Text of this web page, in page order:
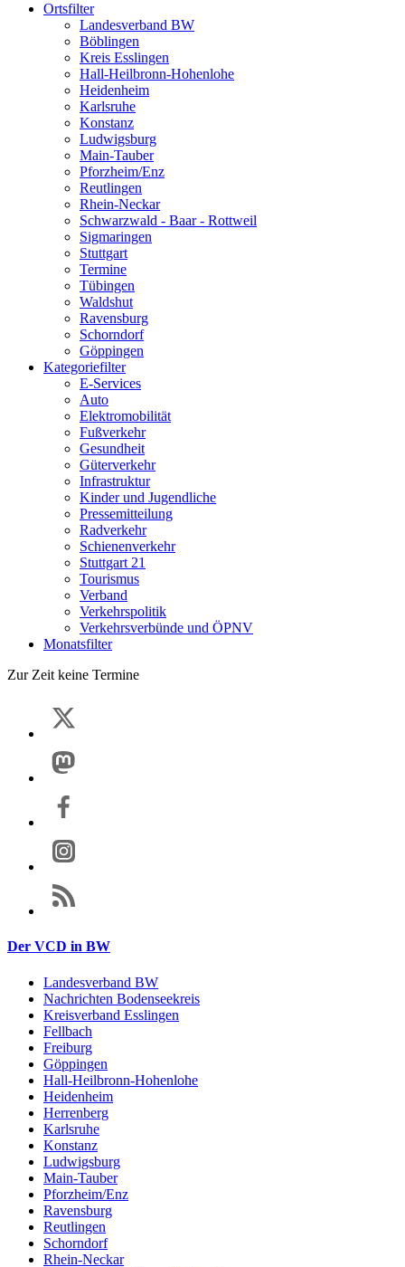
Ortsfilter
Landesverband BW
Böblingen
Kreis Esslingen
Hall-Heilbronn-Hohenlohe
Heidenheim
Karlsruhe
Konstanz
Ludwigsburg
Main-Tauber
Pforzheim/Enz
Reutlingen
Rhein-Neckar
Schwarzwald - Baar - Rottweil
Sigmaringen
Stuttgart
Termine
Tübingen
Waldshut
Ravensburg
Schorndorf
Göppingen
Kategoriefilter
E-Services
Auto
Elektromobilität
Fußverkehr
Gesundheit
Güterverkehr
Infrastruktur
Kinder und Jugendliche
Pressemitteilung
Radverkehr
Schienenverkehr
Stuttgart 21
Tourismus
Verband
Verkehrspolitik
Verkehrsverbünde und ÖPNV
Monatsfilter
Zur Zeit keine Termine
Der VCD in BW
Landesverband BW
Nachrichten Bodenseekreis
Kreisverband Esslingen
Fellbach
Freiburg
Göppingen
Hall-Heilbronn-Hohenlohe
Heidenheim
Herrenberg
Karlsruhe
Konstanz
Ludwigsburg
Main-Tauber
Pforzheim/Enz
Ravensburg
Reutlingen
Schorndorf
Rhein-Neckar